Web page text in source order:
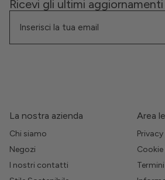
Ricevi gli ultimi aggiornamenti
La nostra azienda
Chi siamo
Negozi
I nostri contatti
Area
Cookie